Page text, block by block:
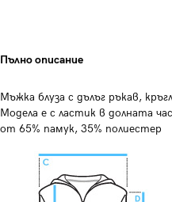
Пълно описание
Мъжка блуза с дълъг ръкав,
Модела е с ластик в долната
от 65% памук, 35% полиестер